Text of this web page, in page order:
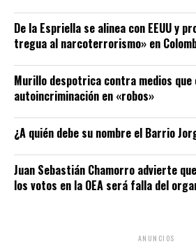
De la Espriella se alinea con EEUU y
tregua al narcoterrorismo» en
Murillo despotrica contra medios que
autoincriminación en «robos»
¿A quién debe su nombre el Barrio
Juan Sebastián Chamorro advierte
los votos en la OEA será falla del
ANUNCIOS